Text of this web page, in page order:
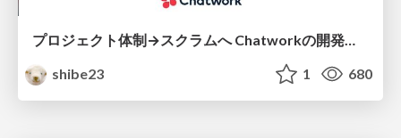
プロジェクト体制→スクラムへ Chatworkの開発プロセスの変遷
shibe23
1 680